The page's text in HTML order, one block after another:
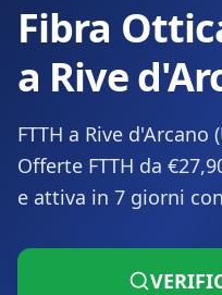
Fibra
a Rive
FTTH a Rive d'Arcano
Offerte FTTH da
e attiva in 7 giorni